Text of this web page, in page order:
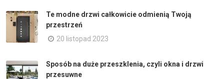
Te modne drzwi całkowicie odmienią Twoją
przestrzeń
20 listopad 2023
Sposób na duże przeszklenia, czyli okna i drzwi
przesuwne